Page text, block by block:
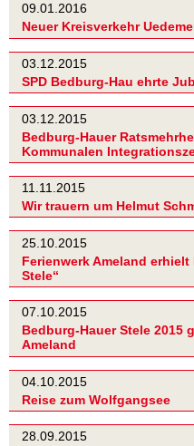
09.01.2016
Neuer Kreisverkehr
03.12.2015
SPD Bedburg-Hau ehrte
03.12.2015
Bedburg-Hauer
Kommunalen
11.11.2015
Wir trauern um Helmut
25.10.2015
Ferienwerk Ameland
Stele“
07.10.2015
Bedburg-Hauer Stele 2015
Ameland
04.10.2015
Reise zum Wolfgangsee
28.09.2015